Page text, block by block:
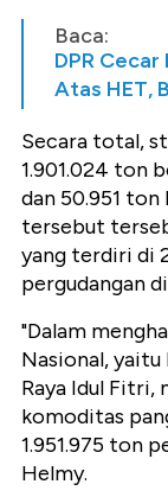
Baca:
DPR
Atas HET,
Secara total,
1.901.024 ton
dan 50.951
tersebut
yang terdiri di
pergudangan
"Dalam
Nasional, yaitu
Raya Idul Fitri,
komoditas
1.951.975 ton
Helmy.